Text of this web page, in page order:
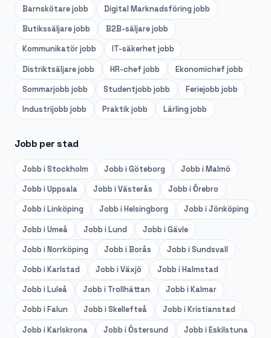
Barnskötarejobb Digital Marknadsföring jobb
Butikssäljarejobb B2B-säljarejobb
Kommunikatörjobb IT-säkerhet jobb
Distriktsäljarejobb HR-chef jobb Ekonomichef jobb
Sommarjobb jobb Studentjobb jobb Feriejobb jobb
Industrijobb jobb Praktikjobb Lärling jobb
Jobb per stad
Jobb iStockholm Jobb iGöteborg Jobb iMalmö
Jobb iUppsala Jobb iVästerås Jobb iÖrebro
Jobb iLinköping Jobb iHelsingborg Jobb iJönköping
Jobb iUmeå Jobb iLund Jobb iGävle
Jobb iNorrköping Jobb iBorås Jobb iSundsvall
Jobb iKarlstad Jobb iVäxjö Jobb iHalmstad
Jobb iLuleå Jobb i Trollhättan Jobb iKalmar
Jobb iFalun Jobb iSkellefteå Jobb iKristianstad
Jobb iKarlskrona Jobb iÖstersund Jobb iEskilstuna